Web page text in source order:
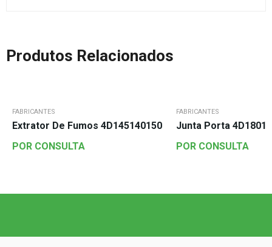
Produtos Relacionados
FABRICANTES
Extrator De Fumos 4D145140150
POR CONSULTA
FABRICANTES
Junta Porta
POR CONSULTA